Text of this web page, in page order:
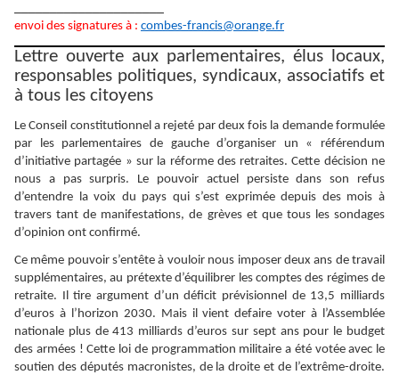
envoi des signatures à : combes-francis@orange.fr
Lettre ouverte aux parlementaires, élus locaux,
responsables politiques, syndicaux, associatifs et
à tous les citoyens
Le Conseil constitutionnel a rejeté par deux fois la demande formulée
par les parlementaires de gauche d’organiser un « référendum
d’initiative partagée » sur la réforme des retraites. Cette décision ne
nous a pas surpris. Le pouvoir actuel persiste dans son refus
d’entendre la voix du pays qui s’est exprimée depuis des mois à
travers tant de manifestations, de grèves et que tous les sondages
d’opinion ont confirmé.
Ce même pouvoir s’entête à vouloir nous imposer deux ans de travail
supplémentaires, au prétexte d’équilibrer les comptes des régimes de
retraite. Il tire argument d’un déficit prévisionnel de 13,5 milliards
d’euros à l’horizon 2030. Mais il vient defaire voter à l’Assemblée
nationale plus de 413 milliards d’euros sur sept ans pour le budget
des armées ! Cette loi de programmation militaire a été votée avec le
soutien des députés macronistes, de la droite et de l’extrême-droite.